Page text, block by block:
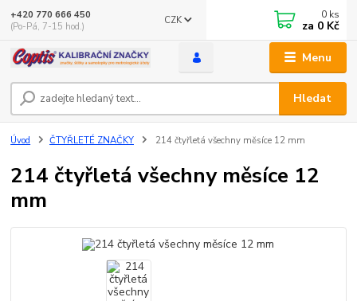
Menu
CZK
Hledat
+420 770 666 450
(Po-Pá, 7-15 hod.)
0 ks
za 0 Kč
Úvod ČTYŘLETÉ ZNAČKY 214 čtyřletá všechny měsíce 12 mm
214 čtyřletá všechny měsíce 12
mm